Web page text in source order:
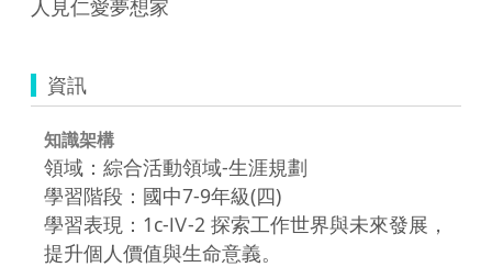
資訊
知識架構
領域：綜合活動領域-生涯規劃
學習階段：國中7-9年級(四)
學習表現：1c-Ⅳ-2 探索工作世界與未來發展，
提升個人價值與生命意義。